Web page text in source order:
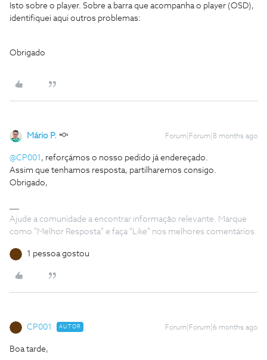
Isto sobre o player. Sobre a barra que acompanha o player (OSD),
identifiquei aqui outros problemas:
Obrigado
Mário P. Forum|Forum|8 months ago
@CP001 , reforçámos o nosso pedido já endereçado.
Assim que tenhamos resposta, partilharemos consigo.
Obrigado,
Ajude a comunidade a encontrar informação relevante. Marque
como "Melhor Resposta" e faça "Like" nos melhores comentários.
1 pessoa gostou
CP001 AUTOR Forum|Forum|6 months ago
Boa tarde,